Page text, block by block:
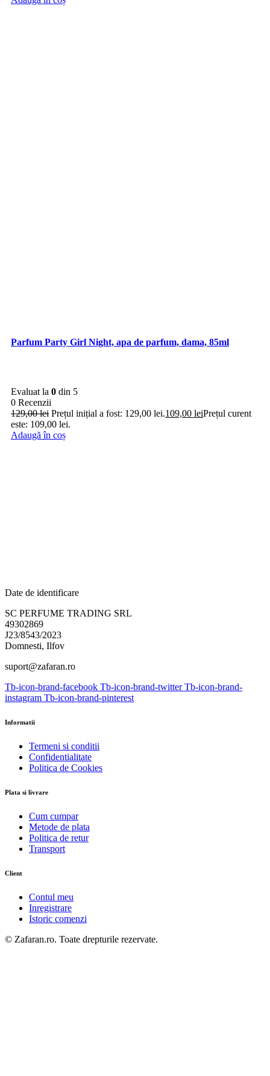
Parfum Party Girl Night, apa de parfum, dama, 85ml
Evaluat la 0 din 5
0 Recenzii
129,00lei Prețul inițial a fost: 129,00 lei.109,00 leiPrețul curent
este: 109,00 lei.
Adaugă în coș
Date de identificare
SC PERFUME TRADING SRL
49302869
J23/8543/2023
Domnesti, Ilfov
suport@zafaran.ro
Tb-icon-brand-facebook Tb-icon-brand-twitter Tb-icon-brand-
instagram Tb-icon-brand-pinterest
Informatii
Termeni si conditii
Confidentialitate
Politica de Cookies
Plata si livrare
Cum cumpar
Metode de plata
Politica de retur
Transport
Client
Contul meu
Inregistrare
Istoric comenzi
© Zafaran.ro. Toate drepturile rezervate.